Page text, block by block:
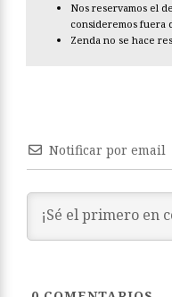
Nos reservamos el
consideremos fuera
Zenda no se hace
Notificar por email